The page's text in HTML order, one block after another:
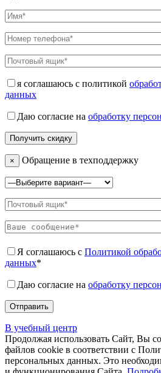
я соглашаюсь с политикой
данных
Даю согласие на обработку
× Обращение в техподдержку
Я соглашаюсь с Политикой
данных*
Даю согласие на обработку
В учебный центр
Продолжая использовать Сайт, Вы
файлов cookie в соответствии с
персональных данных. Это